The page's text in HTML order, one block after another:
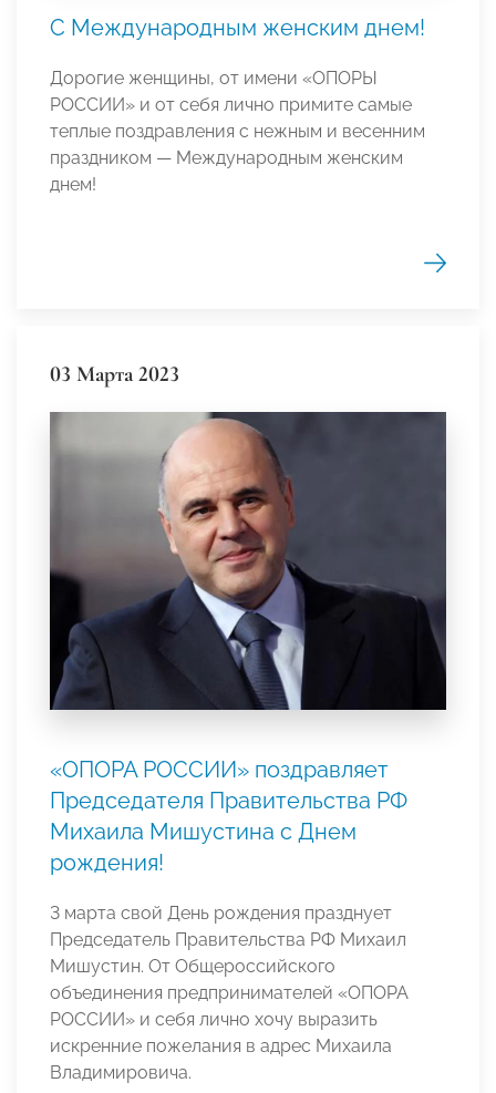
С Международным женским днем!
Дорогие женщины, от имени «ОПОРЫ
РОССИИ» и от себя лично примите самые
теплые поздравления с нежным и весенним
праздником — Международным женским
днем!
03 Марта 2023
«ОПОРА РОССИИ» поздравляет
Председателя Правительства РФ
Михаила Мишустина с Днем
рождения!
3 марта свой День рождения празднует
Председатель Правительства РФ Михаил
Мишустин. От Общероссийского
объединения предпринимателей «ОПОРА
РОССИИ» и себя лично хочу выразить
искренние пожелания в адрес Михаила
Владимировича.